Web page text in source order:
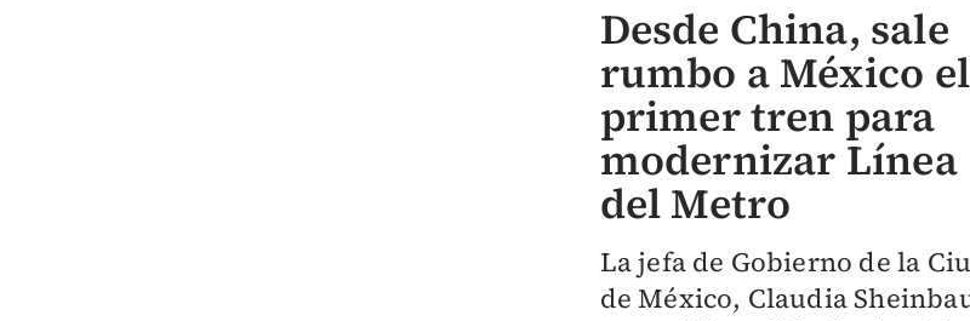
Desde China, sale
rumbo a México el
primer tren para
modernizar Línea
del Metro
La jefa de Gobierno de la
de México, Claudia